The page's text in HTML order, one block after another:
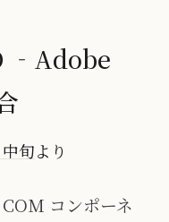
‐Adobe
旬より
コンポーネ